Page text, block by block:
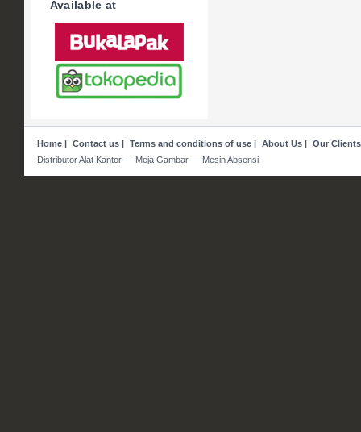
Available at
Home| Contact us| Terms and conditions of use| About Us| Our Clients
Distributor Alat Kantor — Meja Gambar — Mesin Absensi